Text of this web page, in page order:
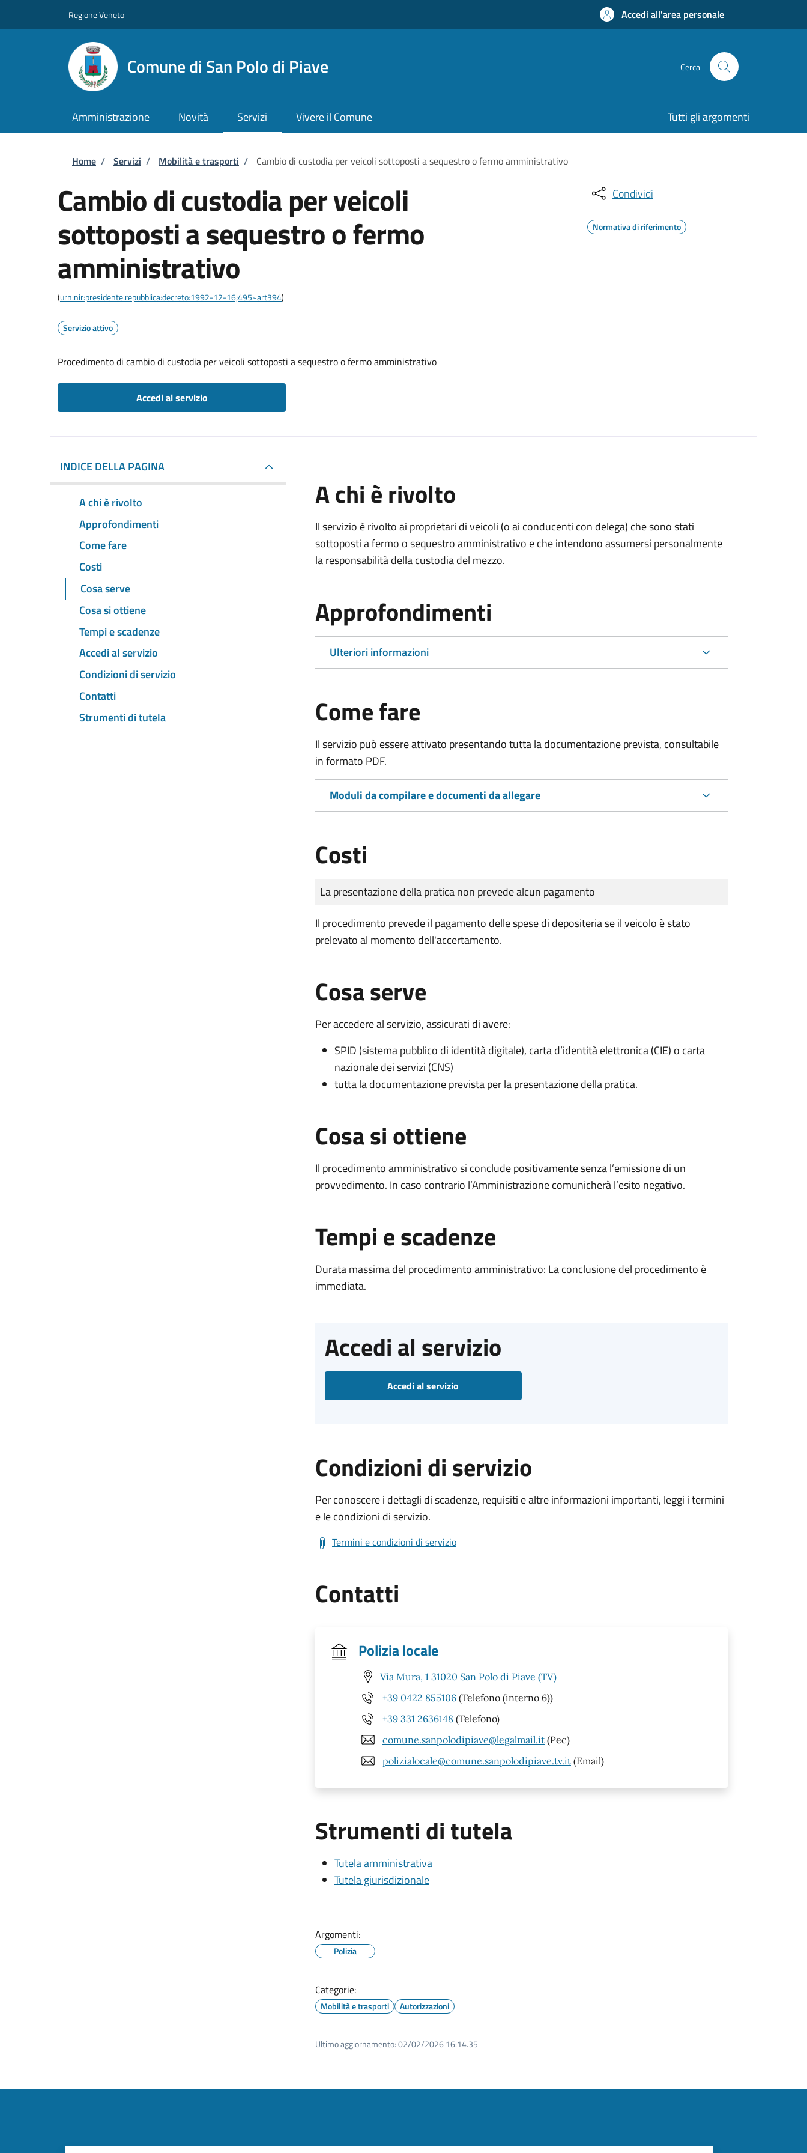
Regione Veneto Accedi all'area personale
Comune di San Polo di Piave Cerca
Amministrazione Novità Servizi Vivere il Comune Tutti gli argomenti
Briciole di pane
Home / Servizi / Mobilità e trasporti / Cambio di custodia per veicoli sottoposti a sequestro o fermo amministrativo
Cambio di custodia per veicoli
sottoposti a sequestro o fermo
amministrativo
(urn:nir:presidente.repubblica:decreto:1992-12-16;495~art394)
Servizio attivo
Procedimento di cambio di custodia per veicoli sottoposti a sequestro o fermo amministrativo
Accedi al servizio
Condividi
Normativa di riferimento
INDICE DELLA PAGINA
A chi è rivolto
Approfondimenti
Come fare
Costi
Cosa serve
Cosa si ottiene
Tempi e scadenze
Accedi al servizio
Condizioni di servizio
Contatti
Strumenti di tutela
A chi è rivolto
Il servizio è rivolto ai proprietari di veicoli (o ai conducenti con delega) che sono stati
sottoposti a fermo o sequestro amministrativo e che intendono assumersi personalmente
la responsabilità della custodia del mezzo.
Approfondimenti
Ulteriori informazioni
Come fare
Il servizio può essere attivato presentando tutta la documentazione prevista, consultabile
in formato PDF.
Moduli da compilare e documenti da allegare
Costi
Tipo di pagamento
Importo
La presentazione della pratica non prevede alcun pagamento
Il procedimento prevede il pagamento delle spese di depositeria se il veicolo è stato
prelevato al momento dell'accertamento.
Cosa serve
Per accedere al servizio, assicurati di avere:
SPID (sistema pubblico di identità digitale), carta d’identità elettronica (CIE) o carta
nazionale dei servizi (CNS)
tutta la documentazione prevista per la presentazione della pratica.
Cosa si ottiene
Il procedimento amministrativo si conclude positivamente senza l’emissione di un
provvedimento. In caso contrario l’Amministrazione comunicherà l’esito negativo.
Tempi e scadenze
Durata massima del procedimento amministrativo: La conclusione del procedimento è
immediata.
Accedi al servizio
Accedi al servizio
Condizioni di servizio
Per conoscere i dettagli di scadenze, requisiti e altre informazioni importanti, leggi i termini
e le condizioni di servizio.
Termini e condizioni di servizio
Contatti
Polizia locale
Via Mura, 1 31020 San Polo di Piave (TV)
+39 0422 855106 (Telefono (interno 6))
+39 331 2636148 (Telefono)
comune.sanpolodipiave@legalmail.it (Pec)
polizialocale@comune.sanpolodipiave.tv.it (Email)
Strumenti di tutela
Tutela amministrativa
Tutela giurisdizionale
Argomenti:
Polizia
Categorie:
Mobilità e trasporti Autorizzazioni
Ultimo aggiornamento:02/02/2026 16:14.35